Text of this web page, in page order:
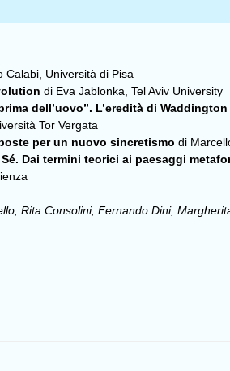
Calabi, Università di Pisa
di Eva Jablonka, Tel Aviv University
dell’uovo”. L’eredità di
Tor Vergata
per un nuovo sincretismo di
Dai termini teorici ai paesaggi
Rita Consolini, Fernando Dini,